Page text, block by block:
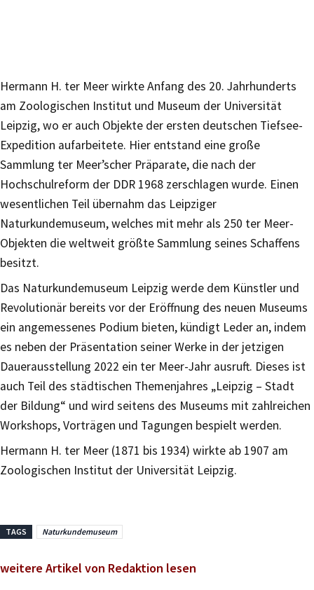
Hermann H. ter Meer wirkte Anfang des 20. Jahrhunderts
am Zoologischen Institut und Museum der Universität
Leipzig, wo er auch Objekte der ersten deutschen Tiefsee-
Expedition aufarbeitete. Hier entstand eine große
Sammlung ter Meer’scher Präparate, die nach der
Hochschulreform der DDR 1968 zerschlagen wurde. Einen
wesentlichen Teil übernahm das Leipziger
Naturkundemuseum, welches mit mehr als 250 ter Meer-
Objekten die weltweit größte Sammlung seines Schaffens
besitzt.
Das Naturkundemuseum Leipzig werde dem Künstler und
Revolutionär bereits vor der Eröffnung des neuen Museums
ein angemessenes Podium bieten, kündigt Leder an, indem
es neben der Präsentation seiner Werke in der jetzigen
Dauerausstellung 2022 ein ter Meer-Jahr ausruft. Dieses ist
auch Teil des städtischen Themenjahres „Leipzig – Stadt
der Bildung“ und wird seitens des Museums mit zahlreichen
Workshops, Vorträgen und Tagungen bespielt werden.
Hermann H. ter Meer (1871 bis 1934) wirkte ab 1907 am
Zoologischen Institut der Universität Leipzig.
TAGS Naturkundemuseum
weitere Artikel von Redaktion lesen